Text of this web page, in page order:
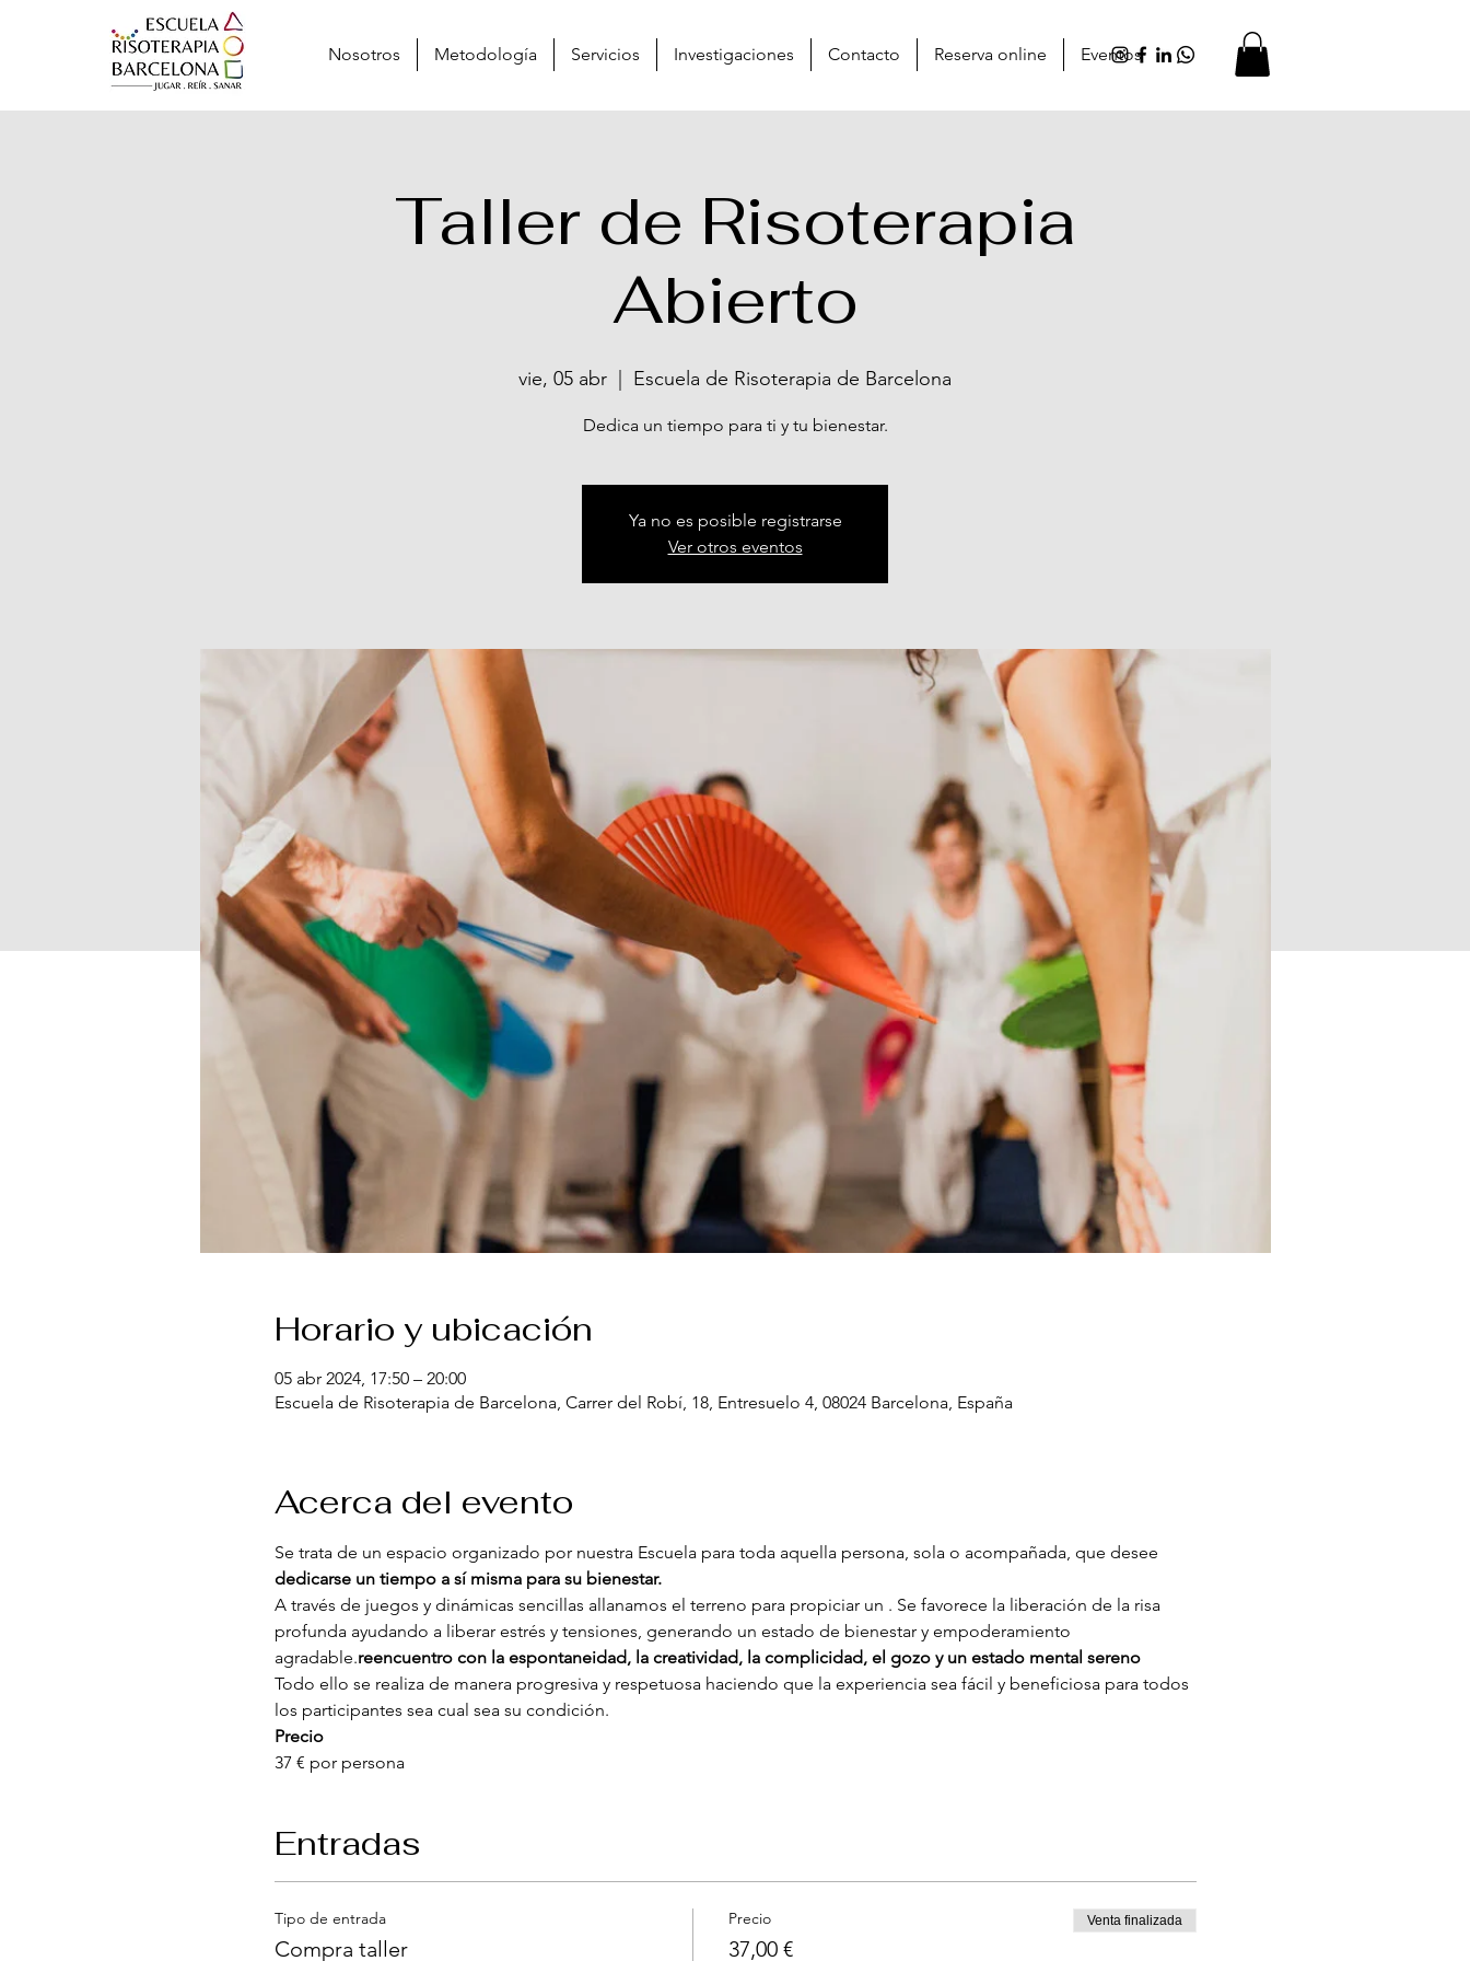
Nosotros Metodología Servicios Investigaciones Contacto Reserva online Eventos
Taller de Risoterapia
Abierto
vie, 05 abr
  |
Escuela de Risoterapia de Barcelona
Dedica un tiempo para ti y tu bienestar.
Ya no es posible registrarse
Ver otros eventos
Horario y ubicación
05 abr 2024, 17:50 – 20:00
Escuela de Risoterapia de Barcelona, Carrer del Robí, 18, Entresuelo 4, 08024 Barcelona, España
Acerca del evento
Se trata de un espacio organizado por nuestra Escuela para toda aquella persona, sola o acompañada, que desee
dedicarse un tiempo a sí misma para su bienestar.
A través de juegos y dinámicas sencillas allanamos el terreno para propiciar un . Se favorece la liberación de la risa
profunda ayudando a liberar estrés y tensiones, generando un estado de bienestar y empoderamiento
agradable.reencuentro con la espontaneidad, la creatividad, la complicidad, el gozo y un estado mental sereno
Todo ello se realiza de manera progresiva y respetuosa haciendo que la experiencia sea fácil y beneficiosa para todos
los participantes sea cual sea su condición.
Precio
37 € por persona
Entradas
Tipo de entrada
Compra taller
Precio
37,00 €
Venta finalizada